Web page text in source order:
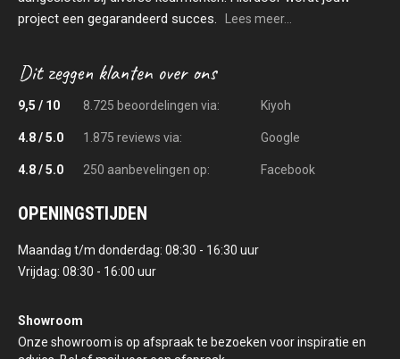
project een gegarandeerd succes.
Lees meer...
9,5 / 10 8.725 beoordelingen via: Kiyoh
4.8 / 5.0 1.875 reviews via: Google
4.8 / 5.0 250 aanbevelingen op: Facebook
OPENINGSTIJDEN
Maandag t/m donderdag: 08:30 - 16:30 uur
Vrijdag: 08:30 - 16:00 uur
Showroom
Onze showroom is op afspraak te bezoeken voor inspiratie en